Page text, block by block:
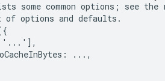
some common options; see the
options and defaults.
...,